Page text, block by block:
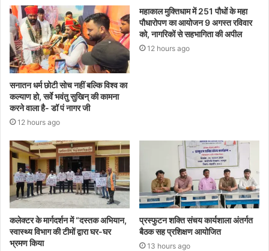
सनातन धर्म छोटी सोच नहीं बल्कि विश्व का
कल्याण हो, सर्वे भवंतु सुखिन् की कामना
करने वाला है- डॉ पं नागर जी
12 hours ago
महाकाल मुक्तिधाम में 251 पौधों के महा
पौधारोपण का आयोजन 9 अगस्त रविवार
को, नागरिकों से सहभागिता की अपील
12 hours ago
कलेक्टर के मार्गदर्शन में “दस्तक अभियान,‌
स्वास्थ्य विभाग की टीमों द्वारा घर-घर
भ्रमण किया
प्रस्फुटन शक्ति संचय कार्यशाला अंतर्गत
बैठक सह प्रशिक्षण आयोजित
13 hours ago